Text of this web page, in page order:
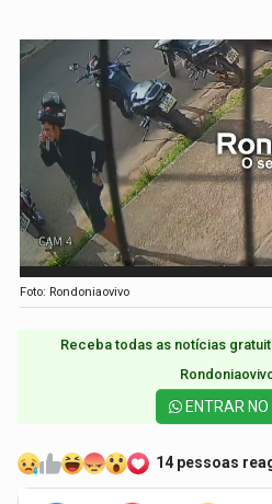
Foto: Rondoniaovivo
Receba todas as notícias
ENTRAR NO
14 pessoas